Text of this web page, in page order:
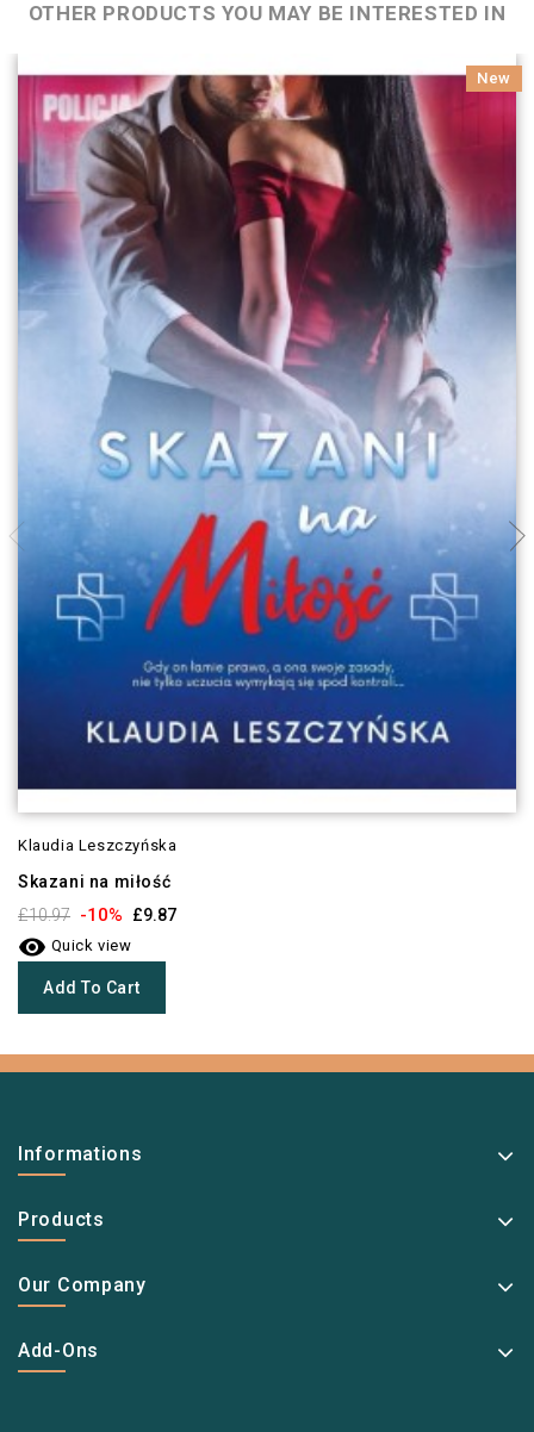
OTHER PRODUCTS YOU MAY BE INTERESTED IN
New
Klaudia Leszczyńska
Skazani na miłość
£10.97 -10% £9.87
 Quick view
Add To Cart
Informations
Products
Our Company
Add-Ons